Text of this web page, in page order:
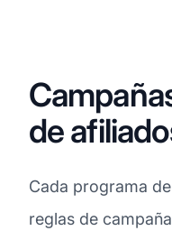
de
Cada programa
reglas de